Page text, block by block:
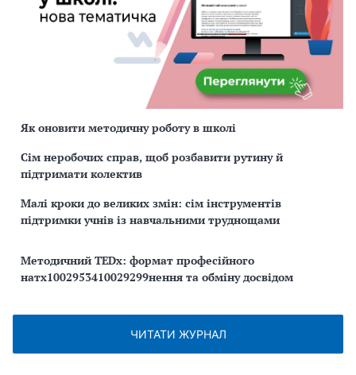
Як оновити методичну роботу в школі
Сім неробочих справ, щоб розбавити рутину й
підтримати колектив
Малі кроки до великих змін: сім інструментів
підтримки учнів із навчальними труднощами
Методичний TEDx: формат професійного
натх1002953410029299нення та обміну досвідом
ЧИТАТИ ЖУРНАЛ